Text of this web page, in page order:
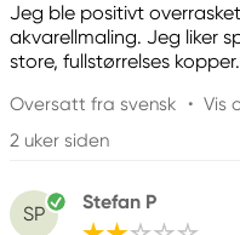
Jeg ble positivt
akvarellmaling. Jeg liker
store, fullstørrelses
Oversatt fra svensk • Vis
2 uker siden
SP
Stefan P